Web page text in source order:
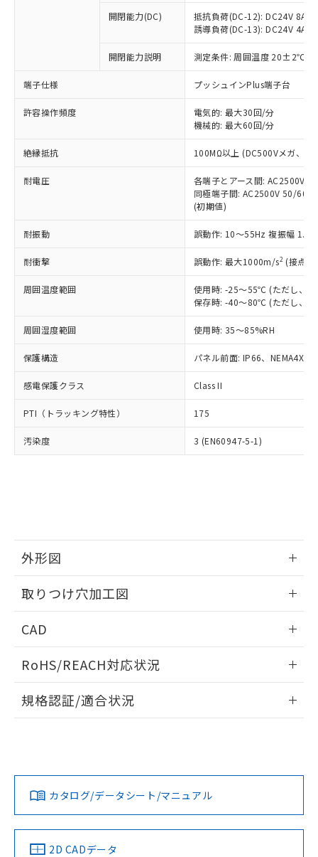
開閉能力(DC)
抵抗負荷(DC-12): DC24V 8A/
誘導負荷(DC-13): DC24V 4A/
開閉能力説明 測定条件: 周囲温度 20±2℃、
端子仕様 プッシュインPlus端子台
許容操作頻度
電気的: 最大30回/分
機械的: 最大60回/分
絶縁抵抗 100MΩ以上 (DC500Vメガ、点
耐電圧
各端子とアース間: AC2500V
同極端子間: AC2500V 50/
(初期値)
耐振動 誤動作: 10～55Hz 複振幅
耐衝撃 誤動作: 最大1000m/s2 (接点
周囲温度範囲
使用時: -25～55℃ (ただし、氷
保存時: -40～80℃ (ただし、氷
周囲湿度範囲 使用時: 35～85%RH
保護構造 パネル前面: IP66、NEMA4X,
感電保護クラス Class II
PTI（トラッキング特性） 175
汚染度 3 (EN60947-5-1)
外形図
取りつけ穴加工図
CAD
ドすることができます。
ログイン/会員登録
ダウンロードデータをご利用いただく前に、以下を必ずお読
みください。
ソフトウェアの使用条件
RoHS/REACH対応状況
EU RoHS 注意事項・凡例
対応済み
中国 RoHS 注意事項・凡例
規格認証/適合状況
カタログ/データシート/マニュアル
2D CADデータ
ことをご了承ください。
在庫状況および標準価格照会結果は、
記載している更新日時点での社内デー
タに基づき作成されるものであり、閲
覧された時点での実際の在庫および標
準価格とは異なる場合があることをご
正式な納期状況および標準価格はお客
様のお取引先、またはお客様担当のオ
ムロン制御機器販売店・当社販売員に
オムロン制御機器販売店や当社販売拠
販売ネットワーク
」をご確認
在庫状況および標準価格結果を当社の
事前の承諾なく第三者に漏洩または開
示しないようお願いします。
マイパーツ機能（部品リスト作成サー
ビス）をご利用いただくには、I-Web
メンバーズにご登録されている必要が
お客様が当ウェブサイト上で当社にご
登録された部品リストについて、当社
および当社の共同利用者が、当社の製
品・サービスに関するお客様との取
引・商談に必要な範囲で利用すること
※当社の共同利用者とは、"個人情報
の「1.共同利
用者の範囲」に記載されている法人を
いたものが、含有品と判明した場合などや
むを得ず変更することがあります。
*EU RoHS指令（10物質）：
鉛(Pb) 1000ppm以下、 水銀(Hg) 1000ppm以下、 カド
六価クロム(Cr(Ⅵ)) 1000ppm以下、ポリ臭化ビフェニル
類(PBB) 1000ppm以下、ポリ臭化ジフェニルエーテル類
(PBDE) 1000ppm以下、フタル酸ビス(2-エチルヘキシ
ル) (DEHP)(別名：DOP) 1000ppm以下、フタル酸ブチ
ルベンジル（BBP） 1000ppm以下、フタル酸ジブチル
（DBP） 1000ppm以下、フタル酸ジイソブチル
(DIBP) 1000ppm以下
但し、RoHS指令で産業用監視および制御機器に対する
フタル酸エステル類の４物質については閾値を超える意
図的な使用がないことを確認しています。
部品在庫の切り替え状況などにより、予定
月が前後することがあります。
※3 非含有証明書ダウンロード
下記の非含有証明書をダウンロードするこ
とができます。
EU RoHS指令（10物質）の非含有証明書
51物質の非含有証明書（当社基準）
※本証明書は発行日時点で非含有を証明す
るもので、過去に遡って非含有を証明する
していることから、特段のことがない限
り、2022年1月12日より割愛しておりま
す。
基準値を超えていることを示します。
「－」：未確認です。当社販売部門へお問
ム) : 100ppm、
Cr(Ⅵ)(六価クロム) : 1000ppm、 PBBs(ポリ臭化ビフェ
ニル類) : 1000ppm、 PBDEs(ポリ臭化ジフェニルエーテ
ル類) : 1000ppm、
DBP(フタル酸ジブチル) : 1000ppm、 DIBP(フタル酸ジ
イソブチル) : 1000ppm、 BBP(フタル酸ブチルベンジ
ル) : 1000ppm、
DEHP(フタル酸ビス(2-エチルヘキシル)) : 1000ppm
「ｅ」：有害物質（10物質）のすべてが基
準値以下であることを示します。
「10」：通常の使用状況下において有害物
質が外部に漏えいし、環境に深刻な影響を
及ぼさない年数を意味します。
「－」：未確認です。当社販売部門へお問
い合わせください。
当社は、これら貴社製品のうち、外国
為替および外国貿易法に定める商品
（以下｢規制貨物等」という）を輸出
または国外への提供する場合は、日本
国政府の輸出許可(または役務取引許
可)を取得するなどの必要な手続きを
当社は規制貨物を破棄する場合は、完
全に破砕するなど、違法に輸出されな
いよう必要な手段を講じます。
当社は貴社製品を、核兵器、ミサイ
ル、化学兵器、生物兵器またはその他
武器並びにこれらの製造装置等に一切
当社は、貴社製品を第三者に販売する
場合は、上記1、2および3の内容を当
該第三者に通知します。また当社は、
販売先および販売に係わる関係者が違
法に輸出するおそれがある場合は、取
り引きをいたしません。
キャンセル
説明
○ 一定数以上の在庫あり
一定数には満たないが在庫あり
在庫なし(最新の在庫状況につ
いては、お客様のお取引先、ま
たはお客様担当のオムロン制御
機器販売店・当社販売員にご確
白
受注生産機種、また在庫状況の
情報を公開していない機種